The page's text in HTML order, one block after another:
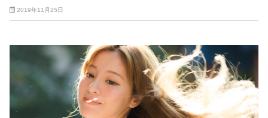
2019年11月25日